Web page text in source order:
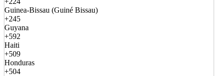
Guinea-Bissau (Guiné Bissau)
+245
Guyana
+592
Haiti
+509
Honduras
+504